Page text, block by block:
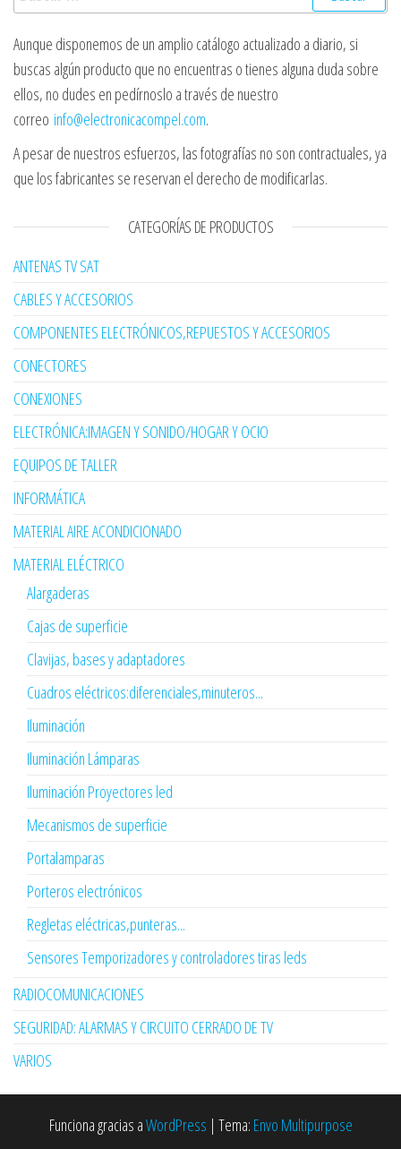
Aunque disponemos de un amplio catálogo actualizado a diario, si
buscas algún producto que no encuentras o tienes alguna duda sobre
ellos, no dudes en pedírnoslo a través de nuestro
correo info@electronicacompel.com.
A pesar de nuestros esfuerzos, las fotografías no son contractuales, ya
que los fabricantes se reservan el derecho de modificarlas.
CATEGORÍAS DE PRODUCTOS
ANTENAS TV SAT
CABLES Y ACCESORIOS
COMPONENTES ELECTRÓNICOS,REPUESTOS Y ACCESORIOS
CONECTORES
CONEXIONES
ELECTRÓNICA:IMAGEN Y SONIDO/HOGAR Y OCIO
EQUIPOS DE TALLER
INFORMÁTICA
MATERIAL AIRE ACONDICIONADO
MATERIAL ELÉCTRICO
Alargaderas
Cajas de superficie
Clavijas, bases y adaptadores
Cuadros eléctricos:diferenciales,minuteros...
Iluminación
Iluminación Lámparas
Iluminación Proyectores led
Mecanismos de superficie
Portalamparas
Porteros electrónicos
Regletas eléctricas,punteras...
Sensores Temporizadores y controladores tiras leds
RADIOCOMUNICACIONES
SEGURIDAD: ALARMAS Y CIRCUITO CERRADO DE TV
VARIOS
Funciona gracias aWordPress | Tema: Envo Multipurpose